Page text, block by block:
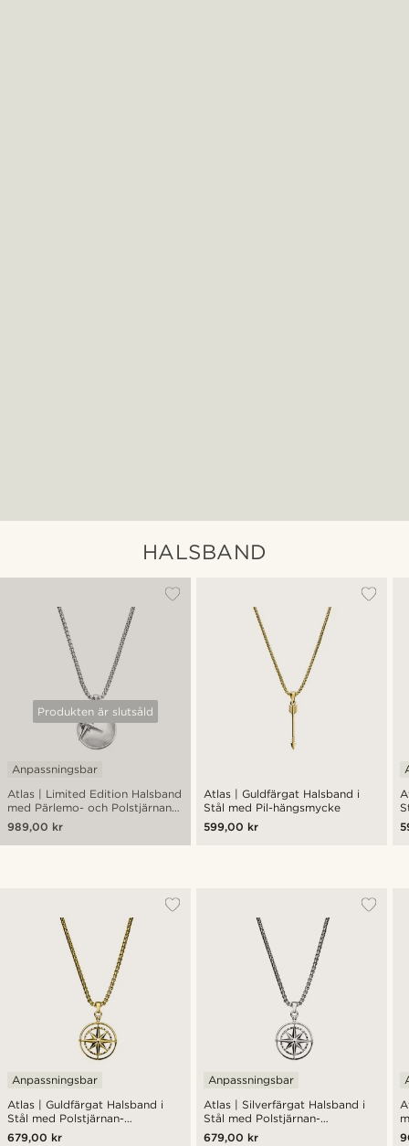
HALSBAND
Produkten är slutsåld
Atlas | Limited Edition Halsband
med Pärlemo- och Polstjärnan-
hängsmycken
Anpassningsbar
989,00 kr
Atlas | Guldfärgat Halsband i
Stål med Pil-hängsmycke
599,00 kr
Atlas | Guldfärgat Halsband i
Stål med Polstjärnan-
hängsmycke
Anpassningsbar
679,00 kr
Atlas | Silverfärgat Halsband i
Stål med Polstjärnan-
hängsmycke
Anpassningsbar
679,00 kr